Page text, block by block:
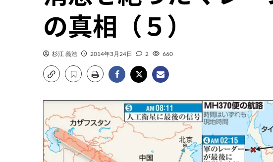
の真相（５）
杉江 義浩 2014年3月24日 2 660